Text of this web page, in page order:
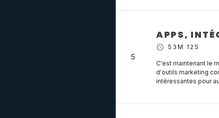
5
APPS,
53M 12S
C'est maintenant le
d'outils marketing
intéressantes pour